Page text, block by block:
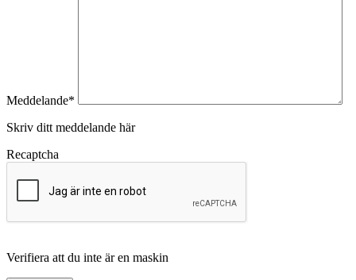
Meddelande*
Skriv ditt meddelande här
Recaptcha
Verifiera att du inte är en maskin